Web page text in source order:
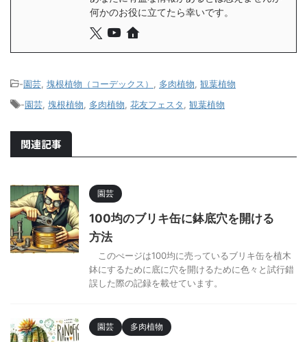
何かのお役に立てたら幸いです。
-園芸 塊根植物（コーデックス） 多肉植物 観葉植物
-園芸 塊根植物 多肉植物 花友フェスタ 観葉植物
関連記事
園芸
100均のブリキ缶に鉢底穴を開ける
方法
このぺージは100均に売っているブリキ缶を植木
鉢にするために底に穴を開けるために色々と試行錯
誤した際の記録を載せています。
園芸 多肉植物